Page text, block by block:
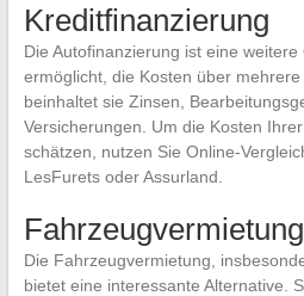
Kreditfinanzierung
Die Autofinanzierung ist eine
ermöglicht, die Kosten über mehrere
beinhaltet sie Zinsen,
Versicherungen. Um die Kosten
schätzen, nutzen Sie Online-
LesFurets oder Assurland.
Fahrzeugvermietung
Die Fahrzeugvermietung,
bietet eine interessante Alternative.